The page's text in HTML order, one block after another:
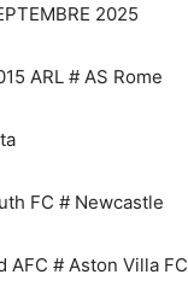
2025
ARL # AS Rome
FC # Newcastle
AFC # Aston Villa FC